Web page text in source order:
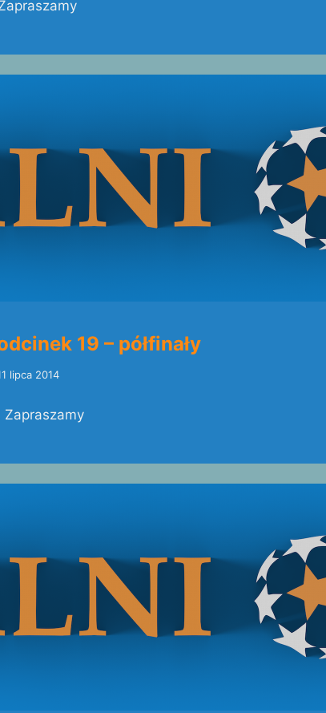
19 – półfinały
lipca 2014
Zapraszamy